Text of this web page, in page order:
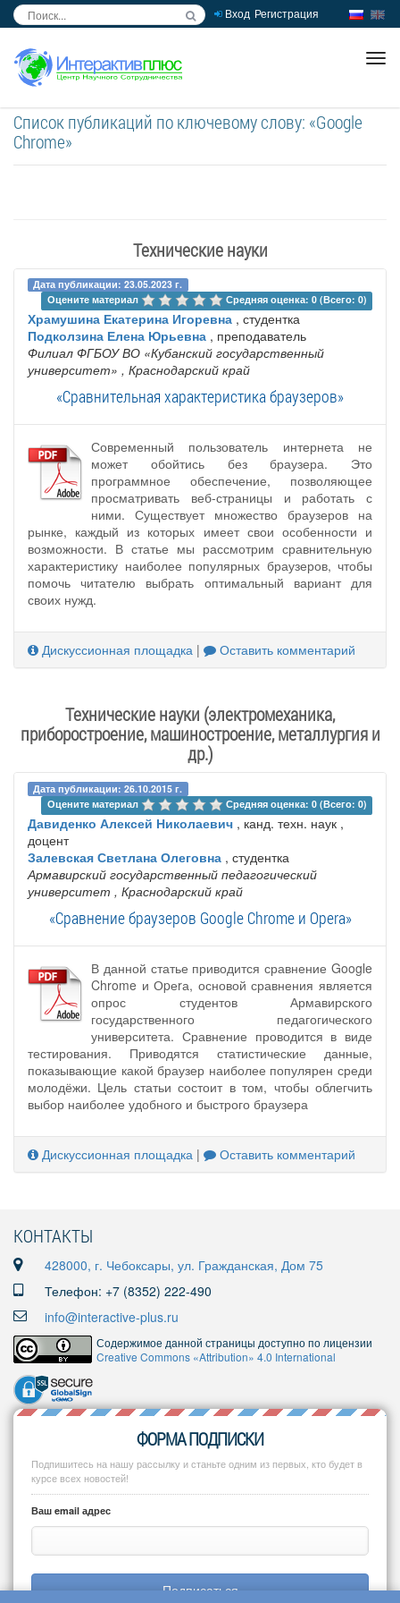
Вход Регистрация
Список публикаций по ключевому слову: «Google
Chrome»
Технические науки
Дата публикации: 23.05.2023 г.
Оцените материал
Средняя оценка: 0 (Всего: 0)
Храмушина Екатерина Игоревна , студентка
Подколзина Елена Юрьевна , преподаватель
Филиал ФГБОУ ВО «Кубанский государственный
университет» , Краснодарский край
«Сравнительная характеристика браузеров»
Современный пользователь интернета не
может обойтись без браузера. Это
программное обеспечение, позволяющее
просматривать веб-страницы и работать с
ними. Существует множество браузеров на
рынке, каждый из которых имеет свои особенности и
возможности. В статье мы рассмотрим сравнительную
характеристику наиболее популярных браузеров, чтобы
помочь читателю выбрать оптимальный вариант для
своих нужд.
Дискуссионная площадка | Оставить комментарий
Технические науки (электромеханика,
приборостроение, машиностроение, металлургия и
др.)
Дата публикации: 26.10.2015 г.
Оцените материал
Средняя оценка: 0 (Всего: 0)
Давиденко Алексей Николаевич , канд. техн. наук ,
доцент
Залевская Светлана Олеговна , студентка
Армавирский государственный педагогический
университет , Краснодарский край
«Сравнение браузеров Google Chrome и Оpеrа»
В данной статье приводится сравнение Google
Chrome и Оpеrа, основой сравнения является
опрос студентов Армавирского
государственного педагогического
университета. Сравнение проводится в виде
тестирования. Приводятся статистические данные,
показывающие какой браузер наиболее популярен среди
молодёжи. Цель статьи состоит в том, чтобы облегчить
выбор наиболее удобного и быстрого браузера
Дискуссионная площадка | Оставить комментарий
КОНТАКТЫ
428000, г. Чебоксары, ул. Гражданская, Дом 75
Телефон: +7 (8352) 222-490
info@interactive-plus.ru
Содержимое данной страницы доступно по лицензии
Creative Commons «Attribution» 4.0 International
ФОРМА ПОДПИСКИ
Подпишитесь на нашу рассылку и станьте одним из первых, кто будет в
курсе всех новостей!
Ваш email адрес
Подписаться